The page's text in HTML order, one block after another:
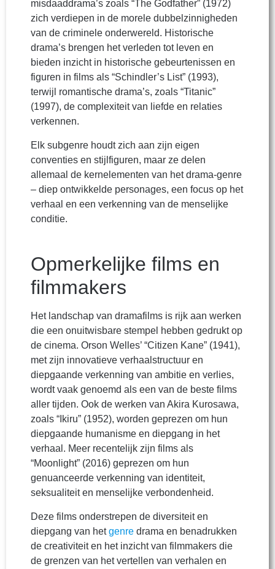
misdaaddrama’s zoals “The Godfather” (1972)
zich verdiepen in de morele dubbelzinnigheden
van de criminele onderwereld. Historische
drama’s brengen het verleden tot leven en
bieden inzicht in historische gebeurtenissen en
figuren in films als “Schindler’s List” (1993),
terwijl romantische drama’s, zoals “Titanic”
(1997), de complexiteit van liefde en relaties
verkennen.
Elk subgenre houdt zich aan zijn eigen
conventies en stijlfiguren, maar ze delen
allemaal de kernelementen van het drama-genre
– diep ontwikkelde personages, een focus op het
verhaal en een verkenning van de menselijke
conditie.
Opmerkelijke films en
filmmakers
Het landschap van dramafilms is rijk aan werken
die een onuitwisbare stempel hebben gedrukt op
de cinema. Orson Welles’ “Citizen Kane” (1941),
met zijn innovatieve verhaalstructuur en
diepgaande verkenning van ambitie en verlies,
wordt vaak genoemd als een van de beste films
aller tijden. Ook de werken van Akira Kurosawa,
zoals “Ikiru” (1952), worden geprezen om hun
diepgaande humanisme en diepgang in het
verhaal. Meer recentelijk zijn films als
“Moonlight” (2016) geprezen om hun
genuanceerde verkenning van identiteit,
seksualiteit en menselijke verbondenheid.
Deze films onderstrepen de diversiteit en
diepgang van hetgenre drama en benadrukken
de creativiteit en het inzicht van filmmakers die
de grenzen van het vertellen van verhalen en